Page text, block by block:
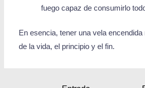
fuego capaz de consumirlo
En esencia, tener una vela encendida
de la vida, el principio y el fin.